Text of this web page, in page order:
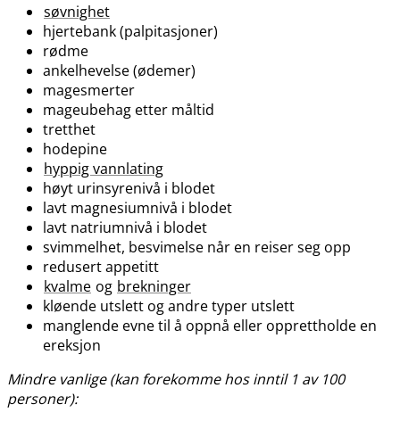
søvnighet
hjertebank (palpitasjoner)
rødme
ankelhevelse (ødemer)
magesmerter
mageubehag etter måltid
tretthet
hodepine
hyppig vannlating
høyt urinsyrenivå i blodet
lavt magnesiumnivå i blodet
lavt natriumnivå i blodet
svimmelhet, besvimelse når en reiser seg opp
redusert appetitt
kvalme og brekninger
kløende utslett og andre typer utslett
manglende evne til å oppnå eller opprettholde en
ereksjon
Mindre vanlige (kan forekomme hos inntil 1 av 100
personer):